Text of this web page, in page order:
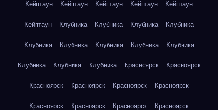
Кейптаун Кейптаун Кейптаун Кейптаун Кейптаун
Кейптаун Клубника Клубника Клубника Клубника
Клубника Клубника Клубника Клубника Клубника
Клубника Клубника Клубника Красноярск Красноярск
Красноярск Красноярск Красноярск Красноярск
Красноярск Красноярск Красноярск Красноярск